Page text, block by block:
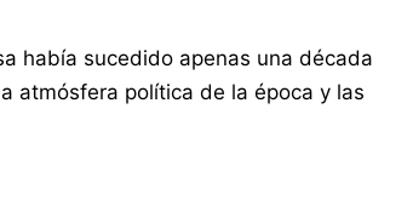
había sucedido apenas una década
atmósfera política de la época y las